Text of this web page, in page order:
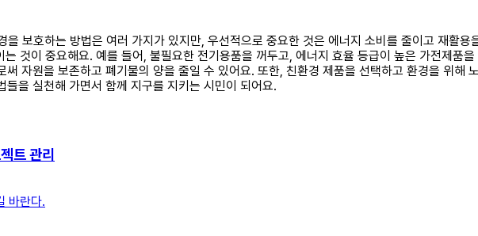
을 보호하는 방법은 여러 가지가 있지만, 우선적으로 중요한 것은 에너지 소비를 줄이고 재활
것이 중요해요. 예를 들어, 불필요한 전기용품을 꺼두고, 에너지 효율 등급이 높은 가전제품
자원을 보존하고 폐기물의 양을 줄일 수 있어요. 또한, 친환경 제품을 선택하고 환경을 위해
을 실천해 가면서 함께 지구를 지키는 시민이 되어요.
트 관리
바란다.